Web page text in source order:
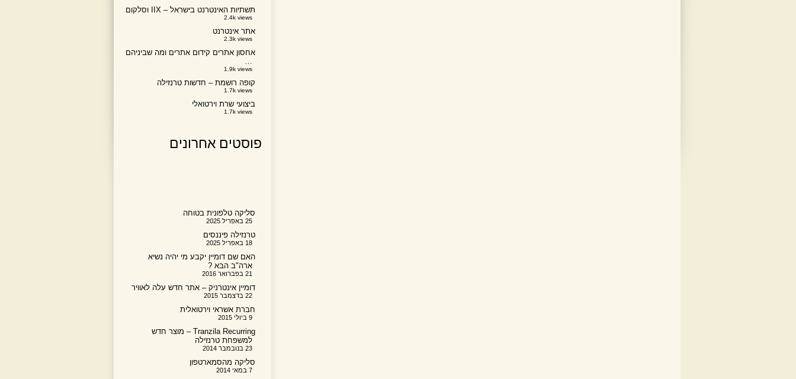
תשתיות האינטרנט בישראל – IIX וסלקום
2.4k views
אתר אינטרנט
2.3k views
אחסון אתרים קידום אתרים ומה שביניהם
…
1.9k views
קופה רושמת – חדשות טרנזילה
1.7k views
ביצועי שרת וירטואלי
1.7k views
פוסטים אחרונים
סליקה טלפונית בטוחה
25 באפריל 2025
טרנזילה פיננסים
18 באפריל 2025
האם שם דומיין יקבע מי יהיה נשיא
ארה"ב הבא ?
21 בפברואר 2016
דומיין אינטרניק – אתר חדש עלה לאוויר
22 בדצמבר 2015
חברת אשראי וירטואלית
9 ביולי 2015
Tranzila Recurring – מוצר חדש
למשפחת טרנזילה
23 בנובמבר 2014
סליקה מהסמארטפון
7 במאי 2014